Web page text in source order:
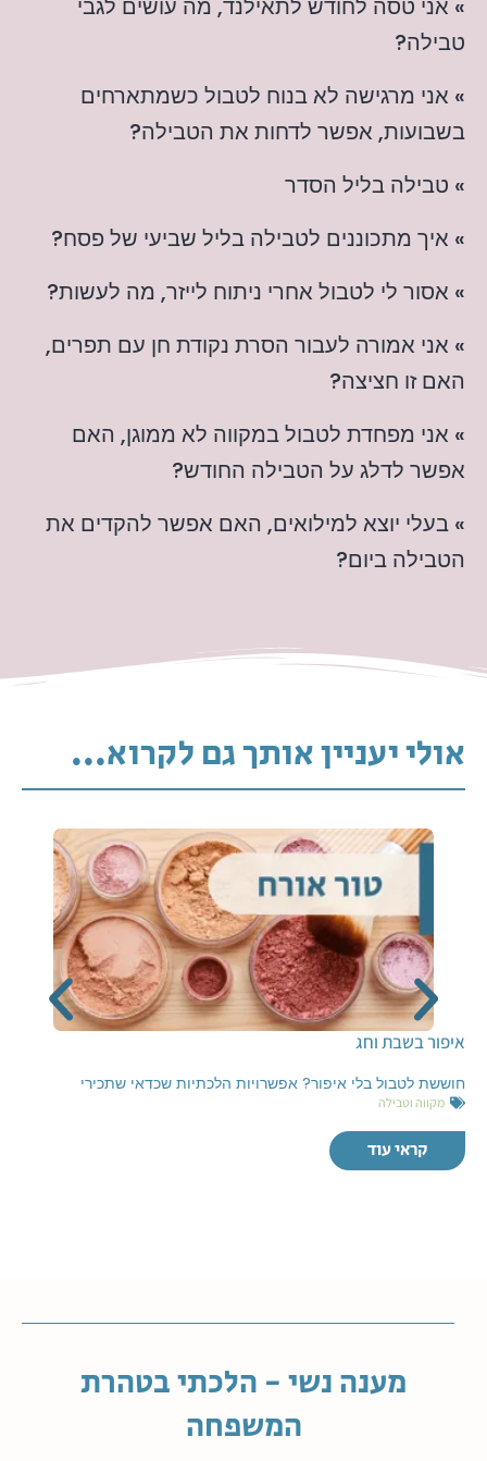
» אני טסה לחודש לתאילנד, מה עושים לגבי
טבילה?
» אני מרגישה לא בנוח לטבול כשמתארחים
בשבועות, אפשר לדחות את הטבילה?
» טבילה בליל הסדר
» איך מתכוננים לטבילה בליל שביעי של פסח?
» אסור לי לטבול אחרי ניתוח לייזר, מה לעשות?
» אני אמורה לעבור הסרת נקודת חן עם תפרים,
האם זו חציצה?
» אני מפחדת לטבול במקווה לא ממוגן, האם
אפשר לדלג על הטבילה החודש?
» בעלי יוצא למילואים, האם אפשר להקדים את
הטבילה ביום?
אולי יעניין אותך גם לקרוא...
איפור בשבת וחג
חוששת לטבול בלי איפור? אפשרויות הלכתיות שכדאי שתכירי
מקווה וטבילה
קראי עוד
מענה נשי - הלכתי בטהרת
המשפחה